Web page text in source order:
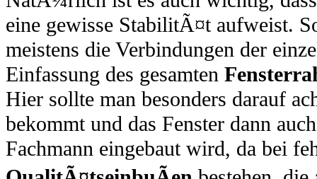
eine gewisse StabilitÃ¤t aufweist.
meistens die Verbindungen der
Einfassung des gesamten
Hier sollte man besonders darauf
bekommt und das Fenster dann
Fachmann eingebaut wird, da bei